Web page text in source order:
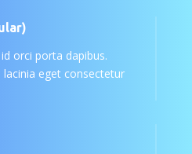
orci porta dapibus.
eget consectetur